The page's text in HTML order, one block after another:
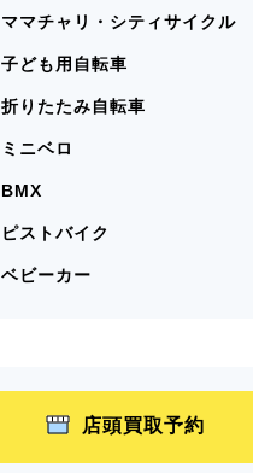
ママチャリ・シティサイクル
子ども用自転車
折りたたみ自転車
ミニベロ
BMX
ピストバイク
ベビーカー
店頭買取予約